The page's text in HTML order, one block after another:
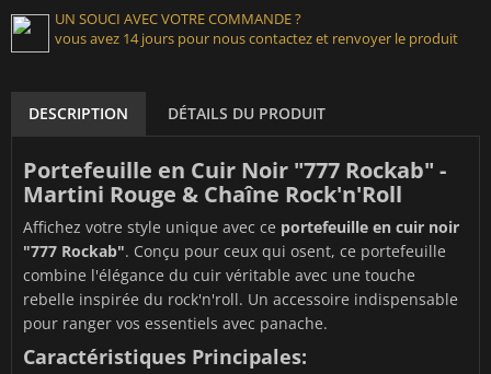
UN SOUCI AVEC VOTRE COMMANDE ?
vous avez 14 jours pour nous contactez et renvoyer le produit
DESCRIPTION DÉTAILS DU PRODUIT
Portefeuille en Cuir Noir "777 Rockab" -
Martini Rouge & Chaîne Rock'n'Roll
Affichez votre style unique avec ce portefeuille en cuir noir
"777 Rockab". Conçu pour ceux qui osent, ce portefeuille
combine l'élégance du cuir véritable avec une touche
rebelle inspirée du rock'n'roll. Un accessoire indispensable
pour ranger vos essentiels avec panache.
Caractéristiques Principales: